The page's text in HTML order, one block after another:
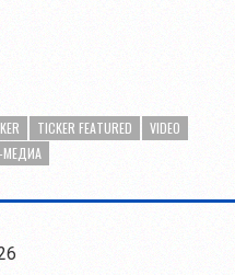
TICKER FEATURED
VIDEO
МЕДИА